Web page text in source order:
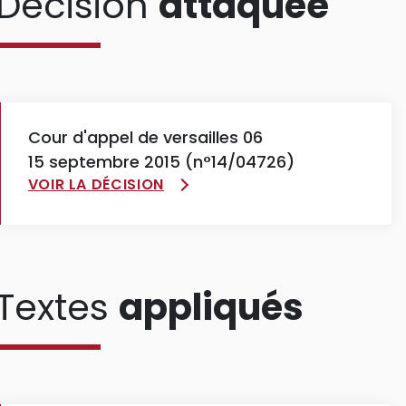
Cour d'appel de versailles 06
15 septembre 2015 (n°14/04726)
VOIR LA DÉCISION
appliqués